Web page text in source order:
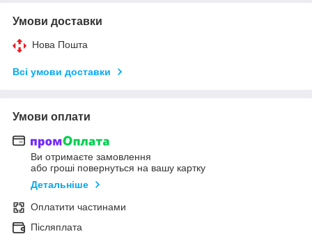
Умови доставки
Нова Пошта
Всі умови доставки
Умови оплати
Ви отримаєте замовлення
або гроші повернуться на вашу картку
Детальніше
Оплатити частинами
Післяплата